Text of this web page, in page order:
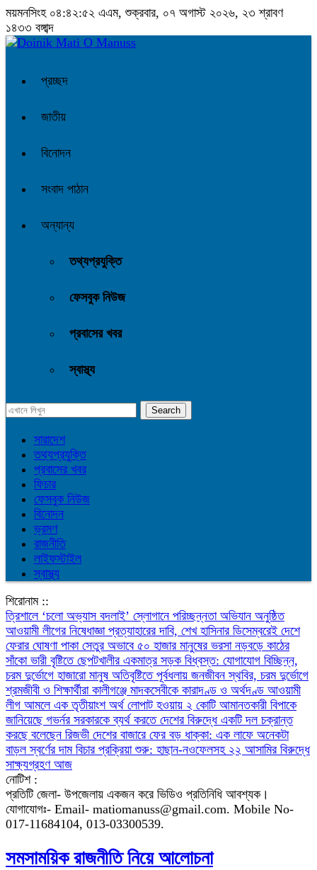
ময়মনসিংহ ০৪:৪২:৫২ এএম, শুক্রবার, ০৭ অগাস্ট ২০২৬, ২৩ শ্রাবণ
১৪৩৩ বঙ্গাব্দ
প্রচ্ছদ
জাতীয়
বিনোদন
সংবাদ পাঠান
অন্যান্য
তথ্যপ্রযুক্তি
ফেসবুক নিউজ
প্রবাসের খবর
স্বাস্থ্য
সারাদেশ
তথ্যপ্রযুক্তি
প্রবাসের খবর
ফিচার
ফেসবুক নিউজ
বিনোদন
ভ্রমণ
রাজনীতি
লাইফস্টাইল
স্বাস্থ্য
শিরোনাম ::
‎ত্রিশালে ‘চলো অভ্যাস বদলাই’ স্লোগানে পরিচ্ছন্নতা অভিযান অনুষ্ঠিত
আওয়ামী লীগের নিষেধাজ্ঞা প্রত্যাহারের দাবি, শেখ হাসিনার ডিসেম্বরেই দেশে
ফেরার ঘোষণা পাকা সেতুর অভাবে ৫০ হাজার মানুষের ভরসা নড়বড়ে কাঠের
সাঁকো ভারী বৃষ্টিতে ছেপটখালীর একমাত্র সড়ক বিধ্বস্ত: যোগাযোগ বিচ্ছিন্ন,
চরম দুর্ভোগে হাজারো মানুষ অতিবৃষ্টিতে পূর্বধলায় জনজীবন স্থবির, চরম দুর্ভোগে
শ্রমজীবী ও শিক্ষার্থীরা কালীগঞ্জে মাদকসেবীকে কারাদণ্ড ও অর্থদণ্ড আওয়ামী
লীগ আমলে এক তৃতীয়াংশ অর্থ লোপাট হওয়ায় ২ কোটি আমানতকারী বিপাকে
জানিয়েছে গভর্নর সরকারকে ব্যর্থ করতে দেশের বিরুদ্ধে একটি দল চক্রান্ত
করছে বলেছেন রিজভী দেশের বাজারে ফের বড় ধাক্কা: এক লাফে অনেকটা
বাড়ল স্বর্ণের দাম বিচার প্রক্রিয়া শুরু: হাছান-নওফেলসহ ২২ আসামির বিরুদ্ধে
সাক্ষ্যগ্রহণ আজ
নোটিশ :
প্রতিটি জেলা- উপজেলায় একজন করে ভিডিও প্রতিনিধি আবশ্যক।
যোগাযোগঃ- Email- matiomanuss@gmail.com. Mobile No-
017-11684104, 013-03300539.
সমসাময়িক রাজনীতি নিয়ে আলোচনা